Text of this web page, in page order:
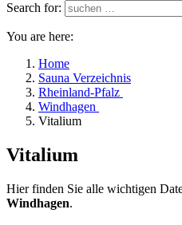
Search for:
You are here:
Home
Sauna Verzeichnis
Rheinland-Pfalz
Windhagen
Vitalium
Vitalium
Hier finden Sie alle wichtigen
Windhagen.